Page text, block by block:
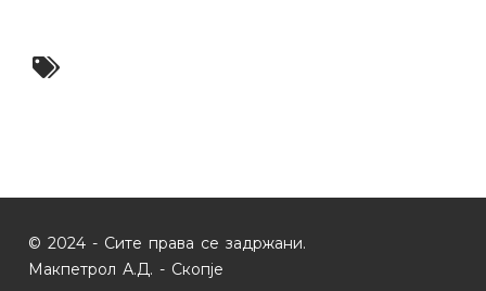
© 2024 - Сите права се задржани.
Макпетрол А.Д. - Скопје